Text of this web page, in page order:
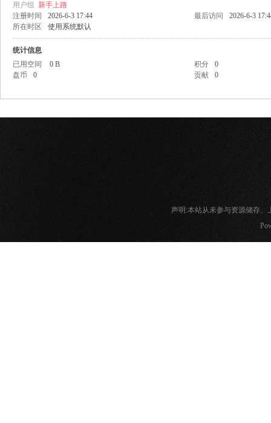
用户组 新手上路
注册时间
2026-6-3 17:44 最后访问
2026-6-3
所在时区
使用系统默认
统计信息
已用空间
0 B 积分
0
盘币
0 贡献 0
声明:本站从未参与资源储存、